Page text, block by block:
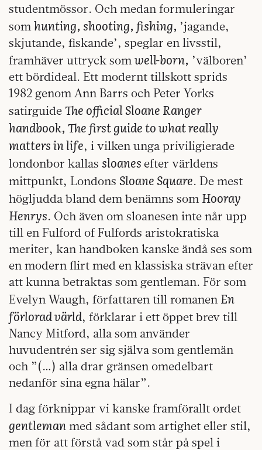
studentmössor. Och medan formuleringar
som hunting, shooting, fishing, ’jagande,
skjutande, fiskande’, speglar en livsstil,
framhäver uttryck som well-born, ’välboren’
ett bördideal. Ett modernt tillskott sprids
1982 genom Ann Barrs och Peter Yorks
satirguide The official Sloane Ranger
handbook, The first guide to what really
matters in life, i vilken unga priviligierade
londonbor kallas sloanes efter världens
mittpunkt, Londons Sloane Square. De mest
högljudda bland dem benämns som Hooray
Henrys. Och även om sloanesen inte når upp
till en Fulford of Fulfords aristokratiska
meriter, kan handboken kanske ändå ses som
en modern flirt med en klassiska strävan efter
att kunna betraktas som gentleman. För som
Evelyn Waugh, författaren till romanen En
förlorad värld, förklarar i ett öppet brev till
Nancy Mitford, alla som använder
huvudentrén ser sig själva som gentlemän
och ”(…) alla drar gränsen omedelbart
nedanför sina egna hälar”.
I dag förknippar vi kanske framförallt ordet
gentleman med sådant som artighet eller stil,
men för att förstå vad som står på spel i